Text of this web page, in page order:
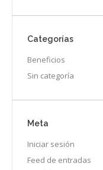
Categorías
Beneficios
Sin categoría
Meta
Iniciar sesión
Feed de entradas